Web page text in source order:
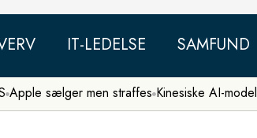
IT-LEDELSE SAMFUND
Apple sælger men straffes Kinesiske AI-